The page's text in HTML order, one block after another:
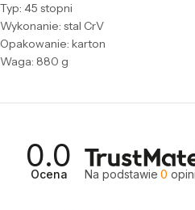
Typ: 45 stopni
Wykonanie: stal CrV
Opakowanie: karton
Waga: 880 g
0.0
Ocena Na podstawie 0